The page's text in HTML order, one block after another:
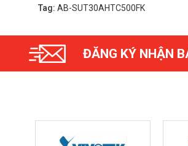
Tag: AB-SUT30AHTC500FK
ĐĂNG KÝ NHẬN